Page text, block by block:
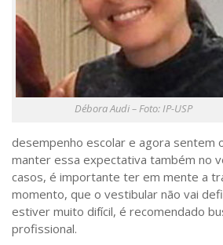
Débora Audi – Foto: IP-USP
desempenho escolar e agora sentem
manter essa expectativa também no
casos, é importante ter em mente a
momento, que o vestibular não vai
estiver muito difícil, é recomendado
profissional.